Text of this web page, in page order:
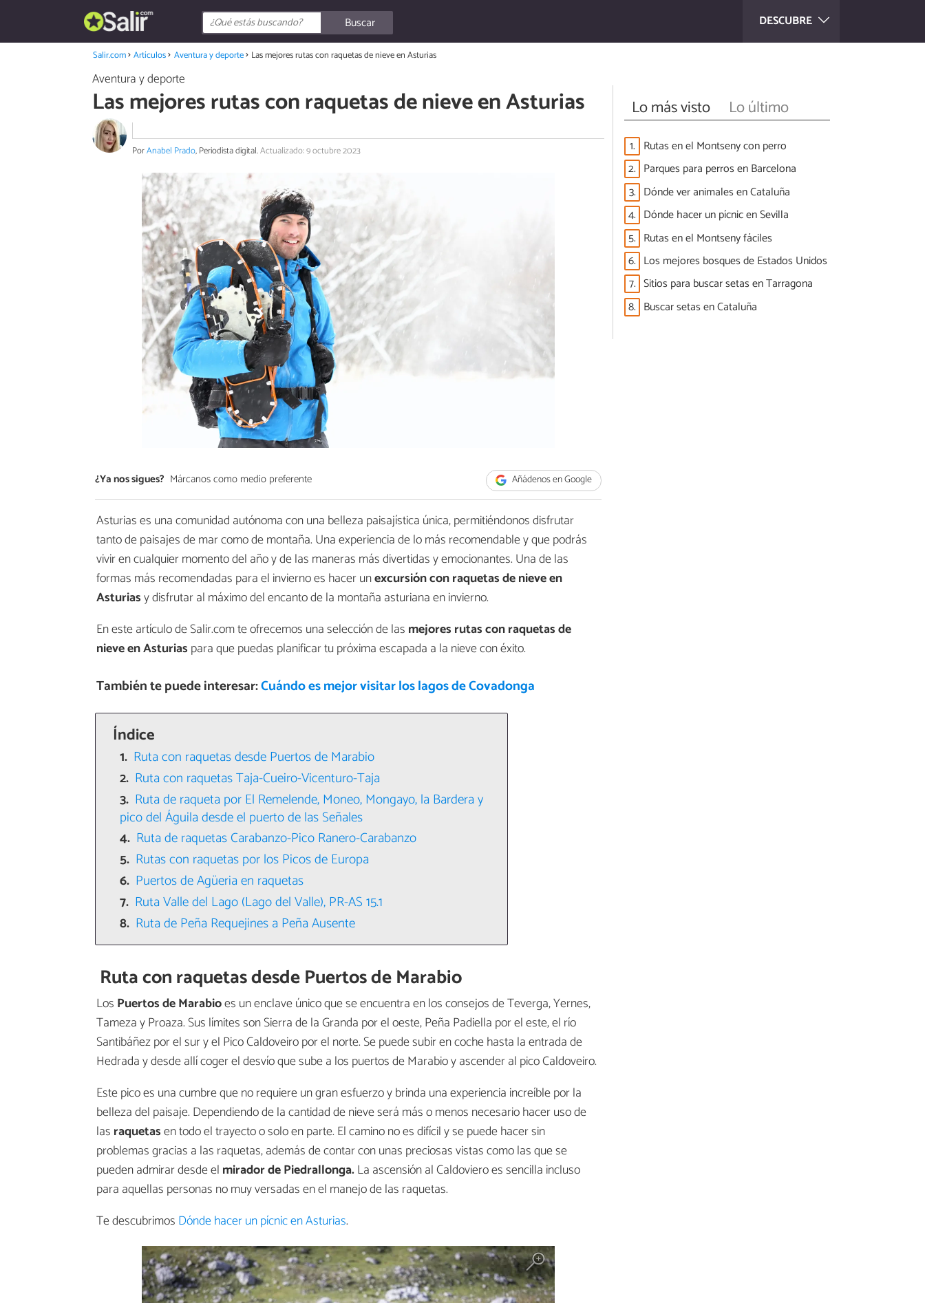
DESCUBRE
Buscar
Salir.com Artículos Aventura y deporte Las mejores rutas con raquetas de nieve en Asturias
Aventura y deporte
Las mejores rutas con raquetas de nieve en Asturias
PorAnabel Prado, Periodista digital.Actualizado: 9 octubre 2023
¿Ya nos sigues? Márcanos como medio preferente Añádenos en Google
Asturias es una comunidad autónoma con una belleza paisajística única, permitiéndonos disfrutar
tanto de paisajes de mar como de montaña. Una experiencia de lo más recomendable y que podrás
vivir en cualquier momento del año y de las maneras más divertidas y emocionantes. Una de las
formas más recomendadas para el invierno es hacer unexcursión con raquetas de nieve en
Asturiasy disfrutar al máximo del encanto de la montaña asturiana en invierno.
En este artículo de Salir.com te ofrecemos una selección de las mejores rutas con raquetas de
nieve en Asturias para que puedas planificar tu próxima escapada a la nieve con éxito.
También te puede interesar:Cuándo es mejor visitar los lagos de Covadonga
Índice
Ruta con raquetas desde Puertos de Marabio
Ruta con raquetas Taja-Cueiro-Vicenturo-Taja
Ruta de raqueta por El Remelende, Moneo, Mongayo, la Bardera y
pico del Águila desde el puerto de las Señales
Ruta de raquetas Carabanzo-Pico Ranero-Carabanzo
Rutas con raquetas por los Picos de Europa
Puertos de Agüeria en raquetas
Ruta Valle del Lago (Lago del Valle), PR-AS 15.1
Ruta de Peña Requejines a Peña Ausente
Ruta con raquetas desde Puertos de Marabio
Los Puertos de Marabioes un enclave único que se encuentra en los consejos de Teverga, Yernes,
Tameza y Proaza. Sus límites son Sierra de la Granda por el oeste, Peña Padiella por el este, el río
Santibáñez por el sur y el Pico Caldoveiro por el norte. Se puede subir en coche hasta la entrada de
Hedrada y desde allí coger el desvío que sube a los puertos de Marabio y ascender al pico Caldoveiro.
Este pico es una cumbre que no requiere un gran esfuerzo y brinda una experiencia increíble por la
belleza del paisaje. Dependiendo de la cantidad de nieve será más o menos necesario hacer uso de
las raquetasen todo el trayecto o solo en parte. El camino no es difícil y se puede hacer sin
problemas gracias a las raquetas, además de contar con unas preciosas vistas como las que se
pueden admirar desde el mirador de Piedrallonga.La ascensión al Caldoviero es sencilla incluso
para aquellas personas no muy versadas en el manejo de las raquetas.
Te descubrimos Dónde hacer un pícnic en Asturias.
Lo más visto Lo último
1. Rutas en el Montseny con perro
2. Parques para perros en Barcelona
3. Dónde ver animales en Cataluña
4. Dónde hacer un pícnic en Sevilla
5. Rutas en el Montseny fáciles
6. Los mejores bosques de Estados Unidos
7. Sitios para buscar setas en Tarragona
8. Buscar setas en Cataluña